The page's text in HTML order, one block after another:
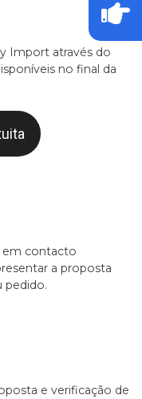
Import através do
no final da
em contacto
a proposta
pedido.
e verificação de